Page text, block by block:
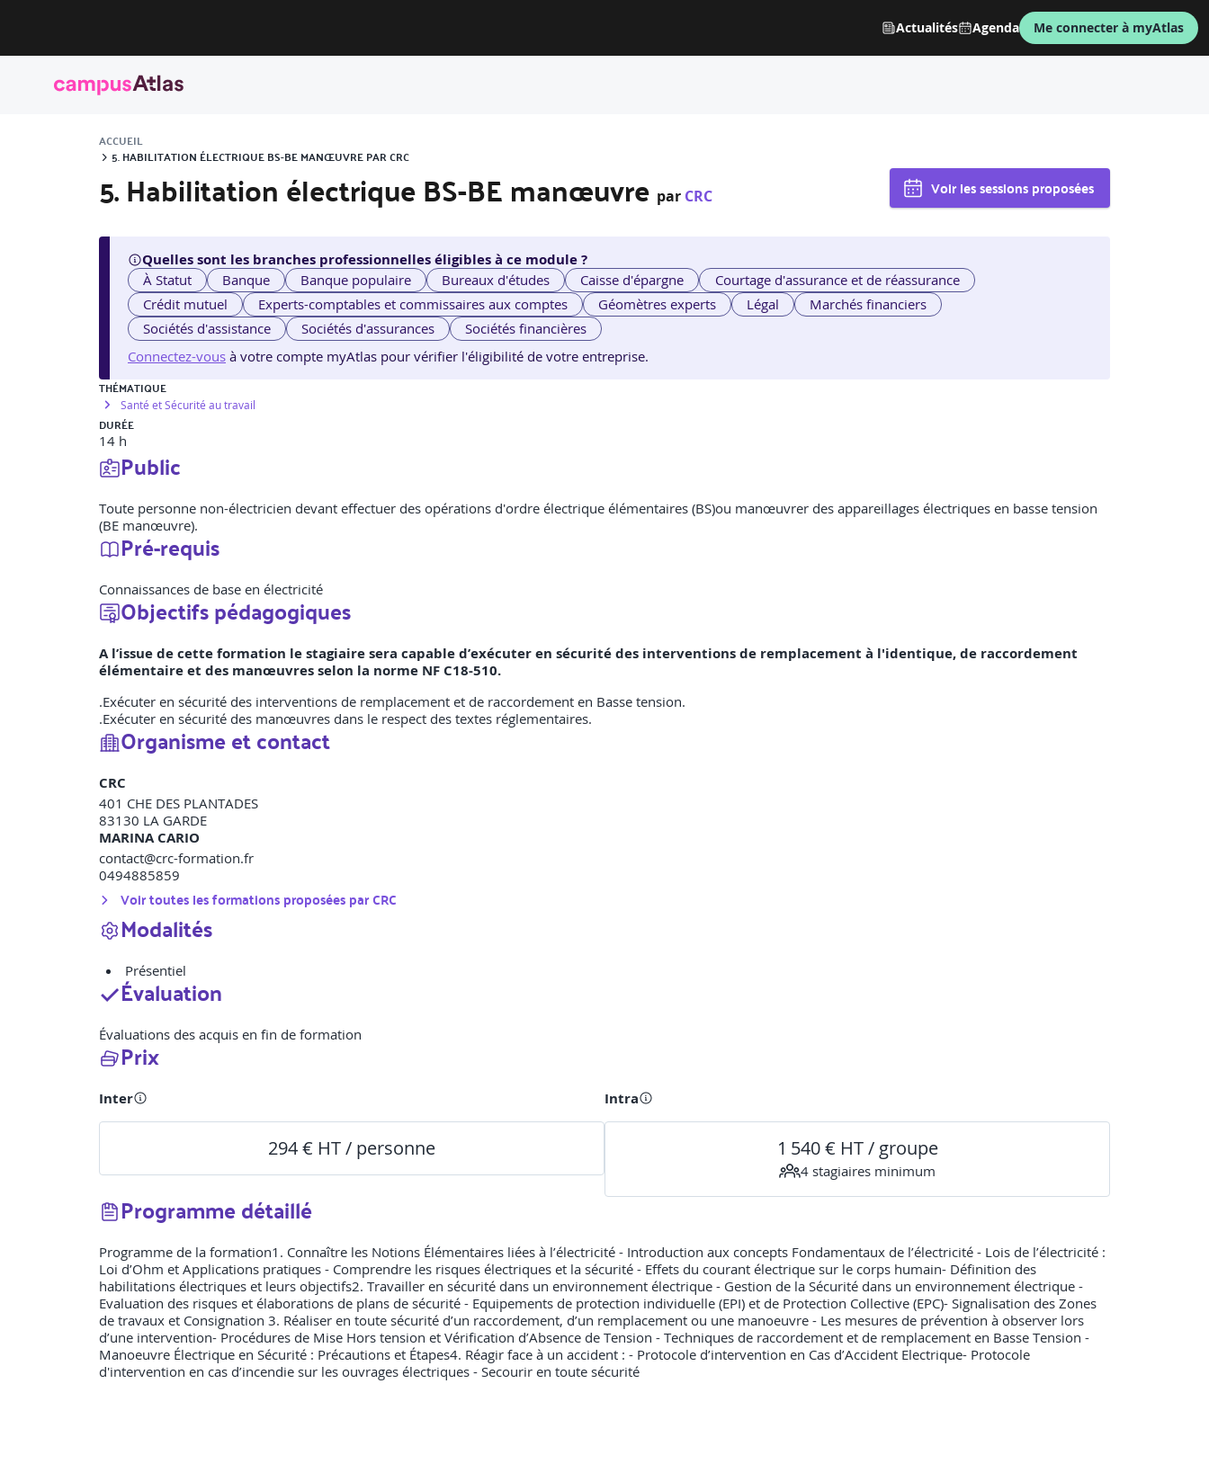
Actualités Agenda Me connecter à myAtlas
ACCUEIL
5. HABILITATION ÉLECTRIQUE BS-BE MANŒUVRE PAR CRC
5. Habilitation électrique BS-BE manœuvre par CRC Voir les sessions proposées
Quelles sont les branches professionnelles éligibles à ce module ?
À Statut Banque Banque populaire Bureaux d'études Caisse d'épargne
Courtage d'assurance et de réassurance
Crédit mutuel
Experts-comptables et commissaires aux comptes Géomètres experts Légal
Marchés financiers
Sociétés d'assistance
Sociétés d'assurances
Sociétés financières
Connectez-vous à votre compte myAtlas pour vérifier l'éligibilité de votre entreprise.
THÉMATIQUE
Santé et Sécurité au travail
DURÉE
14 h
Public
Toute personne non-électricien devant effectuer des opérations d'ordre électrique élémentaires (BS)ou manœuvrer des appareillages électriques en basse tension
(BE manœuvre).
Pré-requis
Connaissances de base en électricité
Objectifs pédagogiques
A l’issue de cette formation le stagiaire sera capable d’exécuter en sécurité des interventions de remplacement à l'identique, de raccordement
élémentaire et des manœuvres selon la norme NF C18-510.
.Exécuter en sécurité des interventions de remplacement et de raccordement en Basse tension.
.Exécuter en sécurité des manœuvres dans le respect des textes réglementaires.
Organisme et contact
CRC
401 CHE DES PLANTADES
83130 LA GARDE
MARINA CARIO
contact@crc-formation.fr
0494885859
Voir toutes les formations proposées parCRC
Modalités
Présentiel
Évaluation
Évaluations des acquis en fin de formation
Prix
Inter
294 € HT / personne
Intra
1 540 € HT / groupe
4 stagiaires minimum
Programme détaillé
Programme de la formation1. Connaître les Notions Élémentaires liées à l’électricité - Introduction aux concepts Fondamentaux de l’électricité - Lois de l’électricité :
Loi d’Ohm et Applications pratiques - Comprendre les risques électriques et la sécurité - Effets du courant électrique sur le corps humain- Définition des
habilitations électriques et leurs objectifs2. Travailler en sécurité dans un environnement électrique - Gestion de la Sécurité dans un environnement électrique -
Evaluation des risques et élaborations de plans de sécurité - Equipements de protection individuelle (EPI) et de Protection Collective (EPC)- Signalisation des Zones
de travaux et Consignation 3. Réaliser en toute sécurité d’un raccordement, d’un remplacement ou une manoeuvre - Les mesures de prévention à observer lors
d’une intervention- Procédures de Mise Hors tension et Vérification d’Absence de Tension - Techniques de raccordement et de remplacement en Basse Tension -
Manoeuvre Électrique en Sécurité : Précautions et Étapes4. Réagir face à un accident : - Protocole d’intervention en Cas d’Accident Electrique- Protocole
d'intervention en cas d’incendie sur les ouvrages électriques - Secourir en toute sécurité